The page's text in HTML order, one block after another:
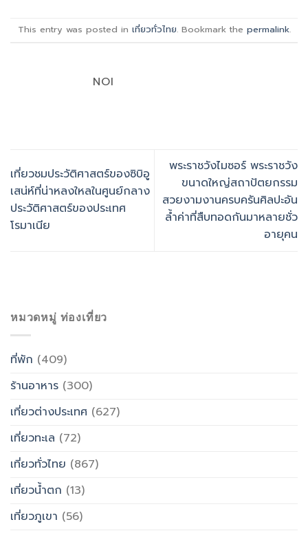
This entry was posted in เที่ยวทั่วไทย. Bookmark the permalink.
NOI
เที่ยวชมประวัติศาสตร์ของซิบิอู
เสน่ห์ที่น่าหลงใหลในศูนย์กลาง
ประวัติศาสตร์ของประเทศ
โรมาเนีย
พระราชวังไมซอร์ พระราชวัง
ขนาดใหญ่สถาปัตยกรรม
สวยงามงานครบครันศิลปะอัน
ล้ำค่าที่สืบทอดกันมาหลายชั่ว
อายุคน
หมวดหมู่ ท่องเที่ยว
ที่พัก (409)
ร้านอาหาร (300)
เที่ยวต่างประเทศ (627)
เที่ยวทะเล (72)
เที่ยวทั่วไทย (867)
เที่ยวน้ำตก (13)
เที่ยวภูเขา (56)